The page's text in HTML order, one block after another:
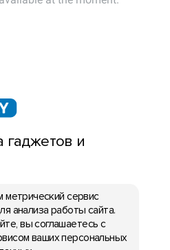
гаджетов и
Все права
материалов с сайта
сервис
анализа работы сайта.
вы соглашаетесь с
ваших персональных